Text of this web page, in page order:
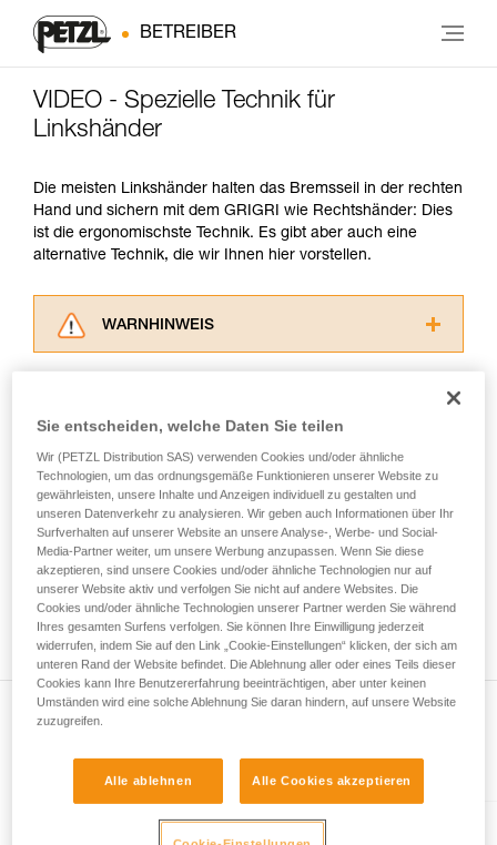
BETREIBER
VIDEO - Spezielle Technik für
Linkshänder
Die meisten Linkshänder halten das Bremsseil in der rechten
Hand und sichern mit dem GRIGRI wie Rechtshänder: Dies
ist die ergonomischste Technik. Es gibt aber auch eine
alternative Technik, die wir Ihnen hier vorstellen.
WARNHINWEIS
ziehen. Um diese Zusatzinformationen
verstehen zu können, müssen Sie zuerst die in
der Gebrauchsanweisung enthaltenen
Informationen richtig verstanden haben.
Die Beherrschung dieser Techniken setzt eine
entsprechende Ausbildung und ein spezielles
Training voraus. Prüfen Sie zusammen mit
einem Profi, ob Sie in der Lage sind, den
Vorgang alleine sicher zu wiederholen, bevor
Sie ihn eigenständig durchführen.
Wir geben Beispiele für die mit Ihrer Aktivität
verbundenen Techniken. Möglicherweise gibt es
noch andere Techniken, die hier nicht
beschrieben werden.
Im Artikel erklärt
GRIGRI®
Sie entscheiden, welche Daten Sie teilen
Wir (PETZL Distribution SAS) verwenden Cookies und/oder ähnliche
Technologien, um das ordnungsgemäße Funktionieren unserer Website zu
gewährleisten, unsere Inhalte und Anzeigen individuell zu gestalten und
unseren Datenverkehr zu analysieren. Wir geben auch Informationen über Ihr
Surfverhalten auf unserer Website an unsere Analyse-, Werbe- und Social-
Media-Partner weiter, um unsere Werbung anzupassen. Wenn Sie diese
akzeptieren, sind unsere Cookies und/oder ähnliche Technologien nur auf
unserer Website aktiv und verfolgen Sie nicht auf andere Websites. Die
Cookies und/oder ähnliche Technologien unserer Partner werden Sie während
Ihres gesamten Surfens verfolgen. Sie können Ihre Einwilligung jederzeit
widerrufen, indem Sie auf den Link „Cookie-Einstellungen“ klicken, der sich am
unteren Rand der Website befindet. Die Ablehnung aller oder eines Teils dieser
Cookies kann Ihre Benutzererfahrung beeinträchtigen, aber unter keinen
Umständen wird eine solche Ablehnung Sie daran hindern, auf unsere Website
zuzugreifen.
Alle ablehnen Alle Cookies akzeptieren